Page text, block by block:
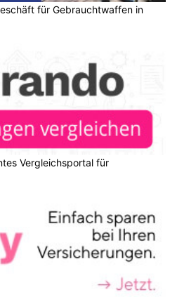
für Gebrauchtwaffen in
Vergleichsportal für